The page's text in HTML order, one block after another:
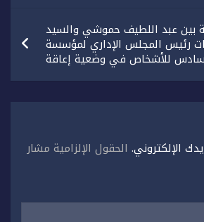
بين عبد اللطيف حموشي والسيد
رئيس المجلس الإداري لمؤسسة
للأشخاص في وضعية إعاقة
الإلكتروني. الحقول الإلزامية مشار